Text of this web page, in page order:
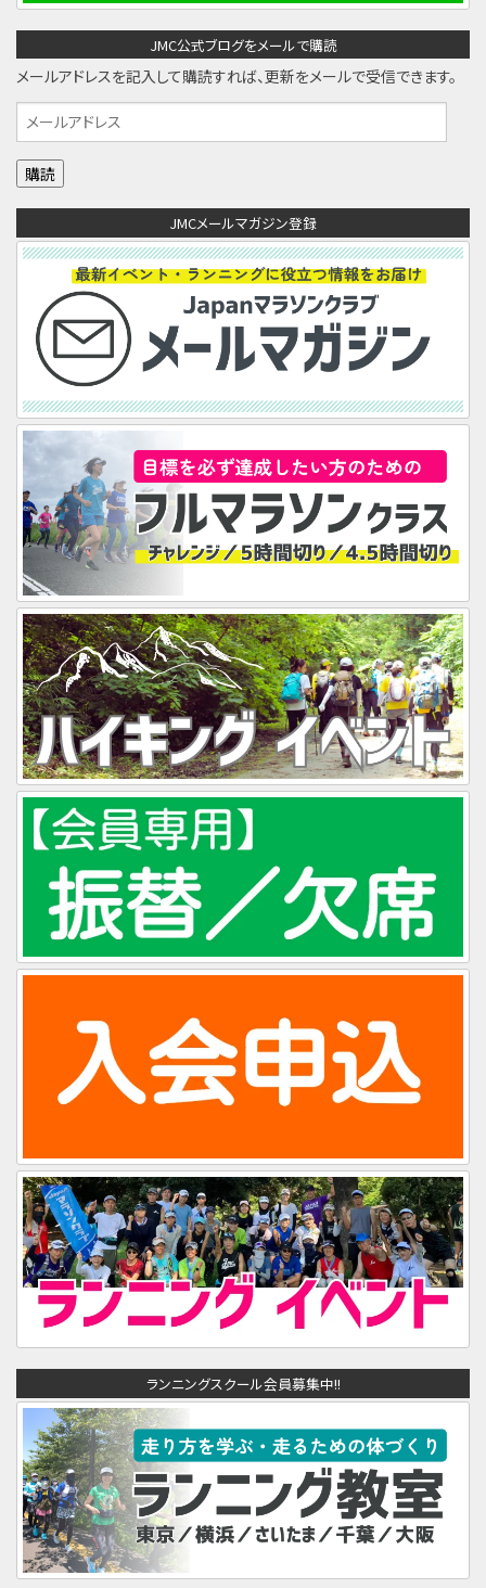
JMC公式ブログをメールで購読
メールアドレスを記入して購読すれば、更新をメールで受信できます。
メ
ー
ル
レ
JMCメールマガジン登録
ランニングスクール会員募集中!!